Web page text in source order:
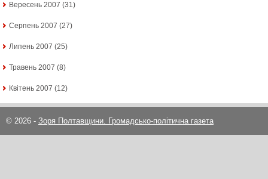
Вересень 2007 (31)
Серпень 2007 (27)
Липень 2007 (25)
Травень 2007 (8)
Квітень 2007 (12)
© 2026 - Зоря Полтавщини. Громадсько-політична газета